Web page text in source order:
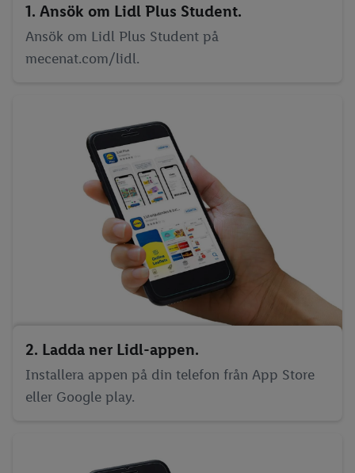
1. Ansök om Lidl Plus Student.
Ansök om Lidl Plus Student på
mecenat.com/lidl.
2. Ladda ner Lidl-appen.
Installera appen på din telefon från App Store
eller Google play.